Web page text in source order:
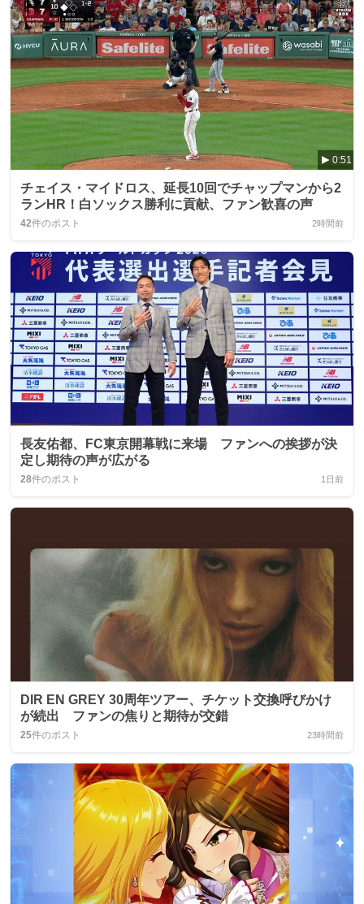
0:51
チェイス・マイドロス、延長10回でチャップマンから2
ランHR！白ソックス勝利に貢献、ファン歓喜の声
42件のポスト 2時間前
長友佑都、FC東京開幕戦に来場 ファンへの挨拶が決
定し期待の声が広がる
28件のポスト 1日前
DIR EN GREY 30周年ツアー、チケット交換呼びかけ
が続出 ファンの焦りと期待が交錯
25件のポスト 23時間前